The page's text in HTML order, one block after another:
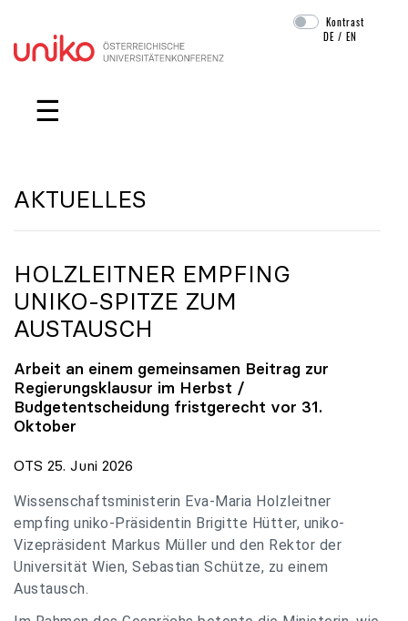
Navigation überspringen
Kontrast
DE /EN
☰
AKTUELLES
HOLZLEITNER EMPFING
UNIKO-SPITZE ZUM
AUSTAUSCH
Arbeit an einem gemeinsamen Beitrag zur
Regierungsklausur im Herbst /
Budgetentscheidung fristgerecht vor 31.
Oktober
OTS 25. Juni 2026
Wissenschaftsministerin Eva-Maria Holzleitner
empfing uniko-Präsidentin Brigitte Hütter, uniko-
Vizepräsident Markus Müller und den Rektor der
Universität Wien, Sebastian Schütze, zu einem
Austausch.